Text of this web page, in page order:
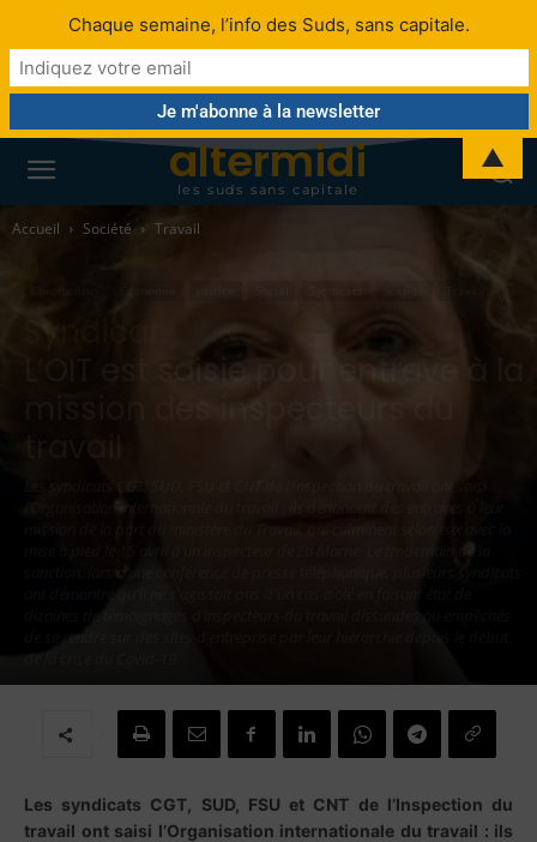
altermidi
les suds sans capitale
Accueil Société Travail
Syndicat:
L’OIT est saisie pour entrave à la
mission des inspecteurs du
mission de la part du ministère du Travail, qui culminent selon eux avec la
mise à pied le 15 avril d’un inspecteur de La Marne. Le lendemain de la
ont démontré qu'il ne s'agissait pas d'un cas isolé en faisant état de
dizaines de témoignages d’inspecteurs du travail dissuadés ou empêchés
de se rendre sur des sites d’entreprise par leur hiérarchie depuis le début
de la crise du Covid-19.
Par Redaction - 21 avril 2020
Les syndicats CGT, SUD, FSU et CNT de l’Inspection du
travail ont saisi l’Organisation internationale du travail : ils
Chaque semaine, l’info des Suds, sans capitale.
▲